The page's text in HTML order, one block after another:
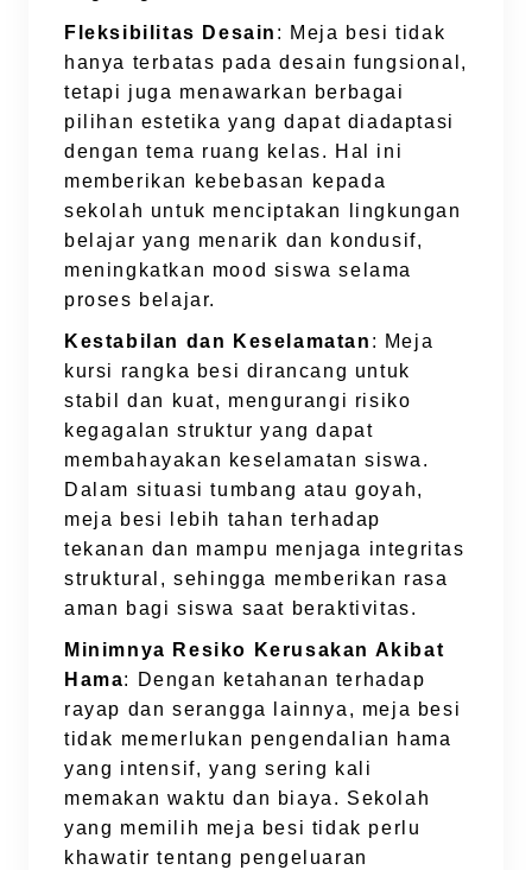
Fleksibilitas Desain : Meja besi tidak
hanya terbatas pada desain fungsional,
tetapi juga menawarkan berbagai
pilihan estetika yang dapat diadaptasi
dengan tema ruang kelas. Hal ini
memberikan kebebasan kepada
sekolah untuk menciptakan lingkungan
belajar yang menarik dan kondusif,
meningkatkan mood siswa selama
proses belajar.
Kestabilan dan Keselamatan : Meja
kursi rangka besi dirancang untuk
stabil dan kuat, mengurangi risiko
kegagalan struktur yang dapat
membahayakan keselamatan siswa.
Dalam situasi tumbang atau goyah,
meja besi lebih tahan terhadap
tekanan dan mampu menjaga integritas
struktural, sehingga memberikan rasa
aman bagi siswa saat beraktivitas.
Minimnya Resiko Kerusakan Akibat
Hama: Dengan ketahanan terhadap
rayap dan serangga lainnya, meja besi
tidak memerlukan pengendalian hama
yang intensif, yang sering kali
memakan waktu dan biaya. Sekolah
yang memilih meja besi tidak perlu
khawatir tentang pengeluaran